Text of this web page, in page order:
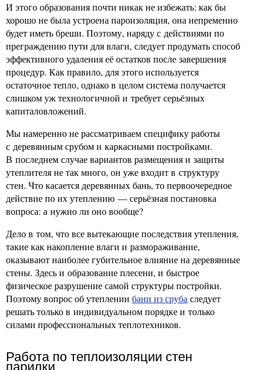
И этого образования почти никак не избежать: как бы
хорошо не была устроена пароизоляция, она непременно
будет иметь бреши. Поэтому, наряду с действиями по
преграждению пути для влаги, следует продумать способ
эффективного удаления её остатков после завершения
процедур. Как правило, для этого используется
остаточное тепло, однако в целом система получается
слишком уж технологичной и требует серьёзных
капиталовложений.
Мы намеренно не рассматриваем специфику работы
с деревянным срубом и каркасными постройками.
В последнем случае вариантов размещения и защиты
утеплителя не так много, он уже входит в структуру
стен. Что касается деревянных бань, то первоочередное
действие по их утеплению — серьёзная постановка
вопроса: а нужно ли оно вообще?
Дело в том, что все вытекающие последствия утепления,
такие как накопление влаги и размораживание,
оказывают наиболее губительное влияние на деревянные
стены. Здесь и образование плесени, и быстрое
физическое разрушение самой структуры постройки.
Поэтому вопрос об утеплении бани из сруба следует
решать только в индивидуальном порядке и только
силами профессиональных теплотехников.
Работа по теплоизоляции стен
парилки